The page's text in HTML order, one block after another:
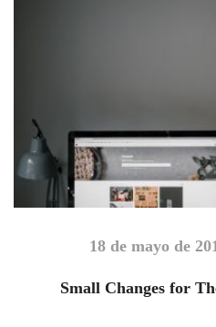
18 de mayo de
Small Changes for